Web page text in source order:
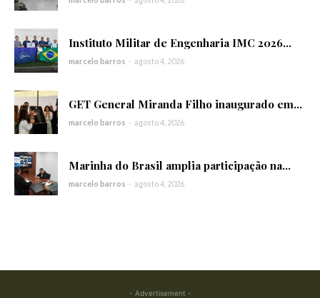
Instituto Militar de Engenharia IMC 2026...
marcelo barros - agosto 4, 2026
GET General Miranda Filho inaugurado em...
marcelo barros - agosto 4, 2026
Marinha do Brasil amplia participação na...
marcelo barros - agosto 4, 2026
- Advertisement -